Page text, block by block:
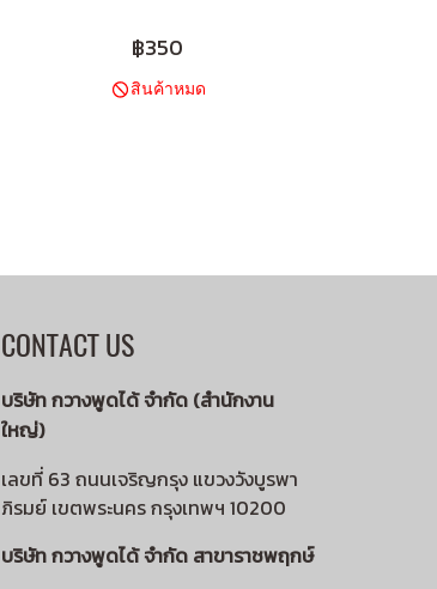
฿350
สินค้าหมด
CONTACT US
บริษัท กวางพูดได้ จำกัด (สำนักงาน
ใหญ่)
เลขที่ 63 ถนนเจริญกรุง แขวงวังบูรพา
ภิรมย์ เขตพระนคร กรุงเทพฯ 10200
บริษัท กวางพูดได้ จำกัด สาขาราชพฤกษ์